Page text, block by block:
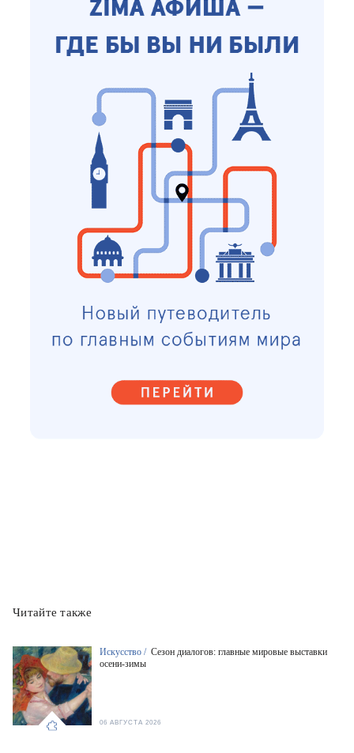
Читайте также
Искусство / Сезон диалогов: главные мировые выставки
осени-зимы
06 АВГУСТА 2026